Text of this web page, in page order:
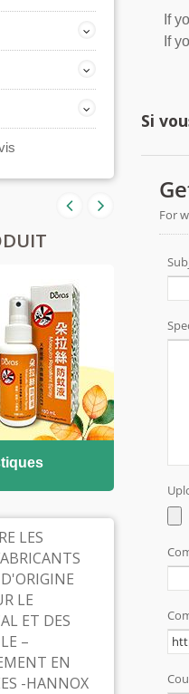
LES
LE
ET DES
–
EN
-HANNOX
If
If
Si